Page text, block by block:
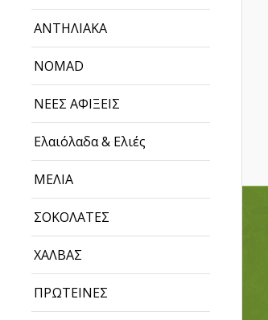
ΑΝΤΗΛΙΑΚΑ
NOMAD
ΝΕΕΣ ΑΦΙΞΕΙΣ
Ελαιόλαδα & Ελιές
ΜΕΛΙΑ
ΣΟΚΟΛΑΤΕΣ
ΧΑΛΒΑΣ
ΠΡΩΤΕΙΝΕΣ